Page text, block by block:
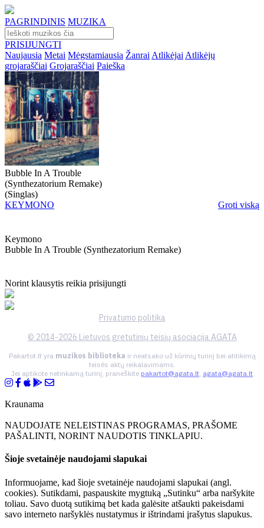
PAGRINDINIS MUZIKA
PRISIJUNGTI
Naujausia Metai Mėgstamiausia Žanrai Atlikėjai Atlikėjų
grojaraščiai Grojaraščiai Paieška
Bubble In A Trouble
(Synthezatorium Remake)
(Singlas)
KEYMONO
Groti viską
Keymono
Bubble In A Trouble (synthezatorium Remake)
Norint klausytis reikia prisijungti
Privatumo politika
© 2014-2026 Lietuvos gretutinių teisių asociacija AGATA
Pakartot.lt yra muzikos biblioteka ir neatsako už kūrinių turinį bei atitikimą
teisės aktų reikalavimams.
Jei aptikote netinkamą turinį, praneškite pakartot@agata.lt, agata@agata.lt
Kraunama
NAUDOJATE NELEISTINAS PROGRAMAS, PRAŠOME
PAŠALINTI, NORINT NAUDOTIS TINKLAPIU.
Šioje svetainėje naudojami slapukai
Informuojame, kad šioje svetainėje naudojami slapukai (angl.
cookies). Sutikdami, paspauskite mygtuką „Sutinku“ arba naršykite
toliau. Savo duotą sutikimą bet kada galėsite atšaukti pakeisdami
savo interneto naršyklės nustatymus ir ištrindami įrašytus slapukus.